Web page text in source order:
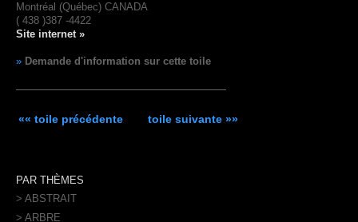
Montréal (Québec) CANADA
( 438 )387 -4422
Site internet »
» Demande d'information sur cette toile
«« toile précédente toile suivante »»
PAR THÈMES
> ABSTRAIT
> ARBRE